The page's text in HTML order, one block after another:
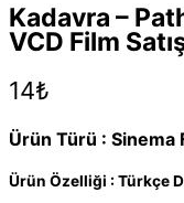
Kadavra –
VCD Film
14₺
Ürün Türü : Sinema
Ürün Özelliği : Türkçe